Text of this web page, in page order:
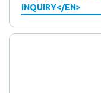
INQUIRY</EN>